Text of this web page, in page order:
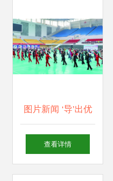
理服务的新篇章
图片新闻 ‘导’出优
雅，舞出快乐——
查看详情